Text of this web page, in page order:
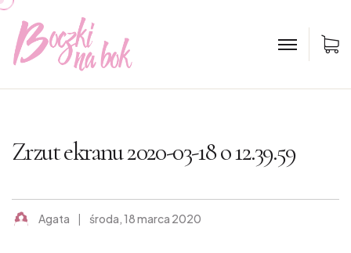
Zrzut ekranu 2020-03-18 o 12.39.59
Agata środa, 18 marca 2020